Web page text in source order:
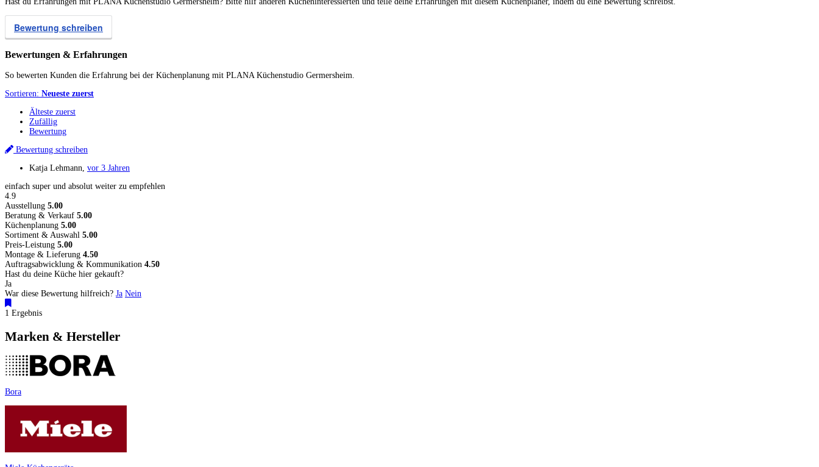
Bewertung schreiben
Bewertungen & Erfahrungen
So bewerten Kunden die Erfahrung bei der Küchenplanung mit PLANA Küchenstudio Germersheim.
Sortieren: Neueste zuerst
Älteste zuerst
Zufällig
Bewertung
Bewertung schreiben
Katja Lehmann, vor 3 Jahren
einfach super und absolut weiter zu empfehlen
4.9
Ausstellung 5.00
Beratung & Verkauf 5.00
Küchenplanung 5.00
Sortiment & Auswahl 5.00
Preis-Leistung 5.00
Montage & Lieferung 4.50
Auftragsabwicklung & Kommunikation 4.50
Hast du deine Küche hier gekauft?
Ja
War diese Bewertung hilfreich? Ja Nein
1 Ergebnis
Marken & Hersteller
Bora